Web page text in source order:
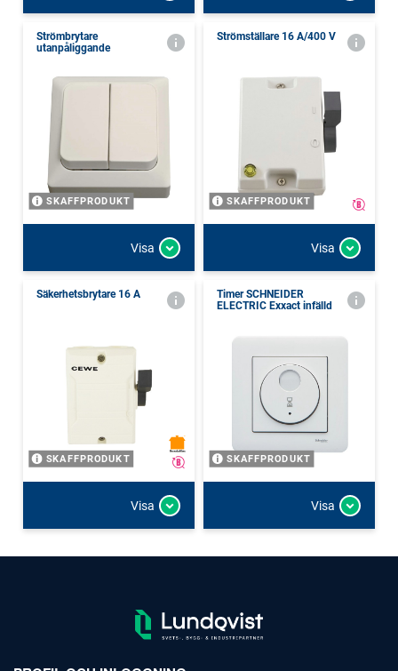
Strömbrytare
utanpåliggande
SKAFFPRODUKT
Visa
Strömställare 16 A/400 V
SKAFFPRODUKT
Visa
Säkerhetsbrytare 16 A
SKAFFPRODUKT
Visa
Timer SCHNEIDER
ELECTRIC Exxact infälld
SKAFFPRODUKT
Visa